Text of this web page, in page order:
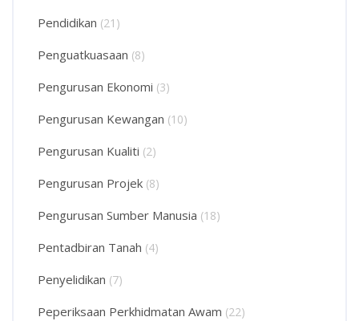
Pendidikan (21)
Penguatkuasaan (8)
Pengurusan Ekonomi (3)
Pengurusan Kewangan (10)
Pengurusan Kualiti (2)
Pengurusan Projek (8)
Pengurusan Sumber Manusia (18)
Pentadbiran Tanah (4)
Penyelidikan (7)
Peperiksaan Perkhidmatan Awam (22)